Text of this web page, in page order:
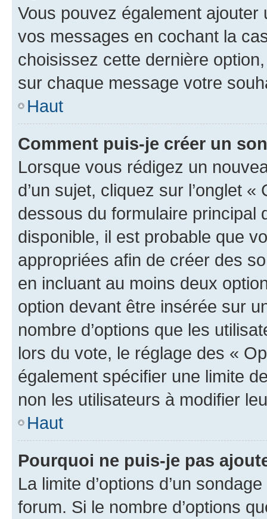
Vous pouvez également
vos messages en cochant la
choisissez cette dernière
sur chaque message votre
Haut
Comment puis-je créer un
Lorsque vous rédigez un
d’un sujet, cliquez sur l’onglet
dessous du formulaire principal
disponible, il est probable que
appropriées afin de créer des
en incluant au moins deux
option devant être insérée sur
nombre d’options que les
lors du vote, le réglage des «
également spécifier une limite
non les utilisateurs à modifier
Haut
Pourquoi ne puis-je pas
La limite d’options d’un
forum. Si le nombre d’options